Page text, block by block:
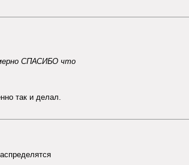
СПАСИБО что
так и делал.